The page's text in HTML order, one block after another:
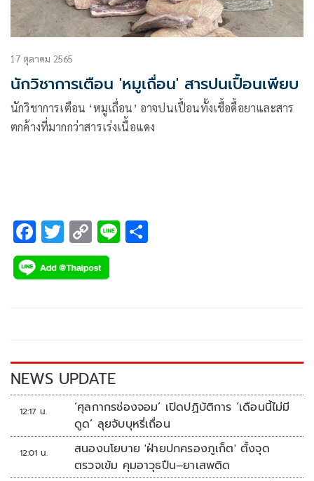
17 ตุลาคม 2565
นักวิชาการเตือน 'หมูเถื่อน' สารปนเปื้อนเพียบ
นักวิชาการเตือน ‘หมูเถื่อน’ อาจปนเปื้อนทั้งเชื้อดื้อยาและสาร
ตกค้างที่มากกว่าสารเร่งเนื้อแดง
F
ac
e
k
T
wi
tt
C
o
p
k
Li
NEWS UPDATE
12:17 น.
‘ศุลกากรช่องจอม’ เปิดปฏิบัติการ ‘เดือนนี้ไม่มี
ดูด’ ลุยจับบุหรี่เถื่อน
12:01 น.
สนองนโยบาย 'ฝ่ายปกครองภูเก็ต' ตั้งจุด
ตรวจเข้ม คุมอาวุธปืน–ยาเสพติด